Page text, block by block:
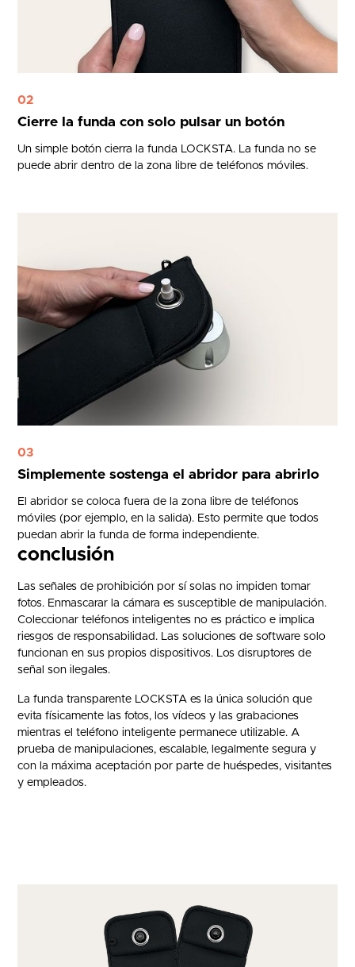
02
Cierre la funda con solo pulsar un botón
Un simple botón cierra la funda LOCKSTA. La funda no se
puede abrir dentro de la zona libre de teléfonos móviles.
03
Simplemente sostenga el abridor para abrirlo
El abridor se coloca fuera de la zona libre de teléfonos
móviles (por ejemplo, en la salida). Esto permite que todos
puedan abrir la funda de forma independiente.
conclusión
Las señales de prohibición por sí solas no impiden tomar
fotos. Enmascarar la cámara es susceptible de manipulación.
Coleccionar teléfonos inteligentes no es práctico e implica
riesgos de responsabilidad. Las soluciones de software solo
funcionan en sus propios dispositivos. Los disruptores de
señal son ilegales.
La funda transparente LOCKSTA es la única solución que
evita físicamente las fotos, los vídeos y las grabaciones
mientras el teléfono inteligente permanece utilizable. A
prueba de manipulaciones, escalable, legalmente segura y
con la máxima aceptación por parte de huéspedes, visitantes
y empleados.